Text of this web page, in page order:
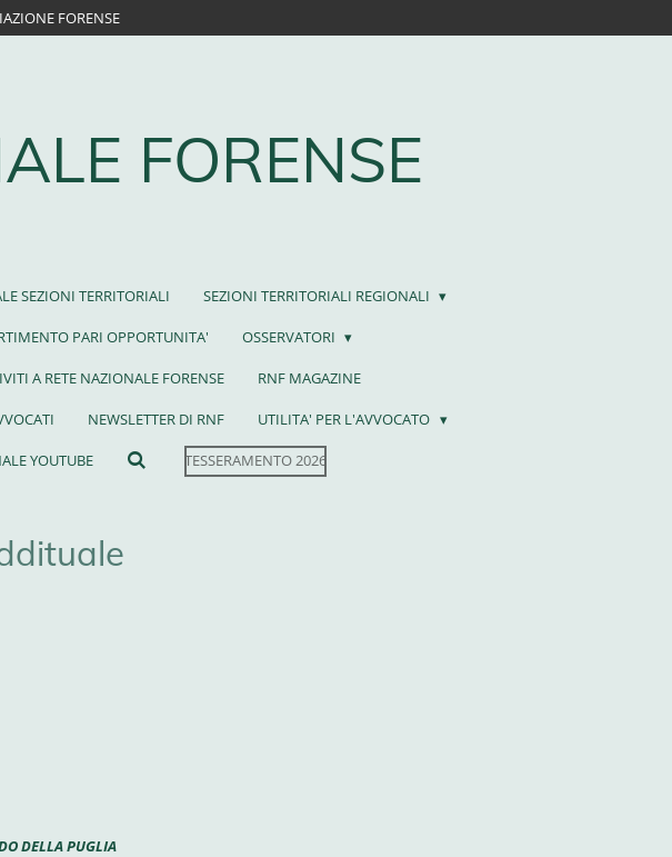
FORENSE
FORENSE
SEZIONI TERRITORIALI SEZIONI TERRITORIALI REGIONALI
PARI OPPORTUNITA' OSSERVATORI
A RETE NAZIONALE FORENSE RNF MAGAZINE
NEWSLETTER DI RNF UTILITA' PER L'AVVOCATO
YOUTUBE TESSERAMENTO 2026
DELLA PUGLIA